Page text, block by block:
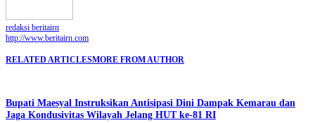
redaksi beritairn
http://www.beritairn.com
RELATED ARTICLESMORE FROM AUTHOR
Bupati Maesyal Instruksikan Antisipasi Dini Dampak Kemarau dan
Jaga Kondusivitas Wilayah Jelang HUT ke-81 RI